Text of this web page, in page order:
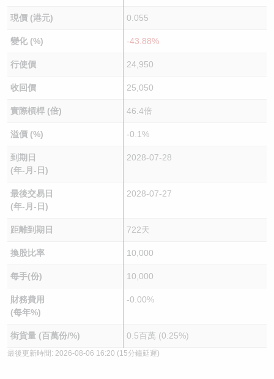
現價 (港元) 0.055
變化 (%) -43.88%
行使價 24,950
收回價 25,050
實際槓桿 (倍) 46.4倍
溢價 (%) -0.1%
到期日
(年-月-日)
2028-07-28
最後交易日
(年-月-日)
2028-07-27
距離到期日 722天
換股比率 10,000
每手(份) 10,000
財務費用
(每年%)
-0.00%
街貨量 (百萬份/%) 0.5百萬 (0.25%)
最後更新時間: 2026-08-06 16:20 (15分鐘延遲)